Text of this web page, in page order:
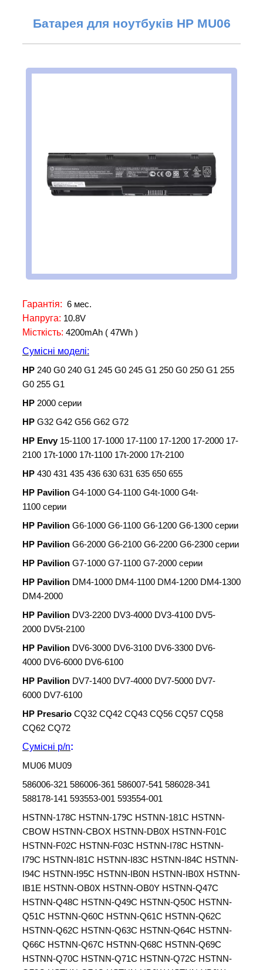
Батарея для ноутбуків HP MU06
Гарантія: 6 мес.
Напруга: 10.8V
Місткість: 4200mAh ( 47Wh )
Сумісні моделі:
HP 240 G0 240 G1 245 G0 245 G1 250 G0 250 G1 255
G0 255 G1
HP 2000 серии
HP G32 G42 G56 G62 G72
HP Envy 15-1100 17-1000 17-1100 17-1200 17-2000 17-
2100 17t-1000 17t-1100 17t-2000 17t-2100
HP 430 431 435 436 630 631 635 650 655
HP Pavilion G4-1000 G4-1100 G4t-1000 G4t-
1100 серии
HP Pavilion G6-1000 G6-1100 G6-1200 G6-1300 серии
HP Pavilion G6-2000 G6-2100 G6-2200 G6-2300 серии
HP Pavilion G7-1000 G7-1100 G7-2000 серии
HP Pavilion DM4-1000 DM4-1100 DM4-1200 DM4-1300
DM4-2000
HP Pavilion DV3-2200 DV3-4000 DV3-4100 DV5-
2000 DV5t-2100
HP Pavilion DV6-3000 DV6-3100 DV6-3300 DV6-
4000 DV6-6000 DV6-6100
HP Pavilion DV7-1400 DV7-4000 DV7-5000 DV7-
6000 DV7-6100
HP Presario CQ32 CQ42 CQ43 CQ56 CQ57 CQ58
CQ62 CQ72
Сумісні p/n:
MU06 MU09
586006-321 586006-361 586007-541 586028-341
588178-141 593553-001 593554-001
HSTNN-178C HSTNN-179C HSTNN-181C HSTNN-
CBOW HSTNN-CBOX HSTNN-DB0X HSTNN-F01C
HSTNN-F02C HSTNN-F03C HSTNN-I78C HSTNN-
I79C HSTNN-I81C HSTNN-I83C HSTNN-I84C HSTNN-
I94C HSTNN-I95C HSTNN-IB0N HSTNN-IB0X HSTNN-
IB1E HSTNN-OB0X HSTNN-OB0Y HSTNN-Q47C
HSTNN-Q48C HSTNN-Q49C HSTNN-Q50C HSTNN-
Q51C HSTNN-Q60C HSTNN-Q61C HSTNN-Q62C
HSTNN-Q62C HSTNN-Q63C HSTNN-Q64C HSTNN-
Q66C HSTNN-Q67C HSTNN-Q68C HSTNN-Q69C
HSTNN-Q70C HSTNN-Q71C HSTNN-Q72C HSTNN-